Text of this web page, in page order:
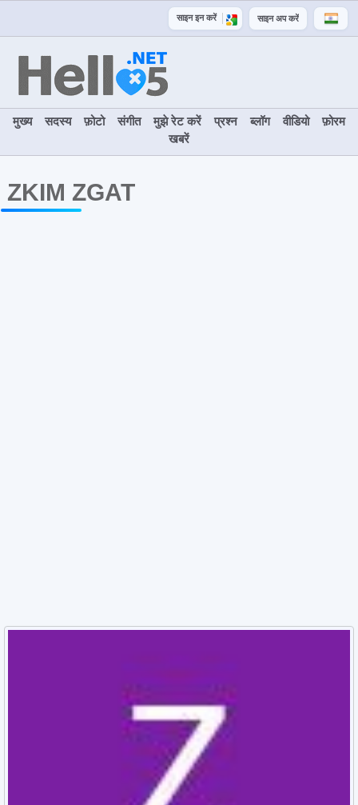
साइन इन करें साइन अप करें
मुख्य सदस्य फ़ोटो संगीत मुझे रेट करें प्रश्न ब्लॉग वीडियो
फ़ोरम
खबरें
ZKIM ZGAT